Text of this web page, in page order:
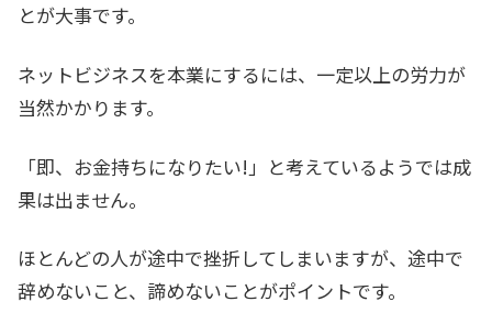
とが大事です。
ネットビジネスを本業にするには、一定以上の労力が
当然かかります。
「即、お金持ちになりたい!」と考えているようでは成
果は出ません。
ほとんどの人が途中で挫折してしまいますが、途中で
辞めないこと、諦めないことがポイントです。